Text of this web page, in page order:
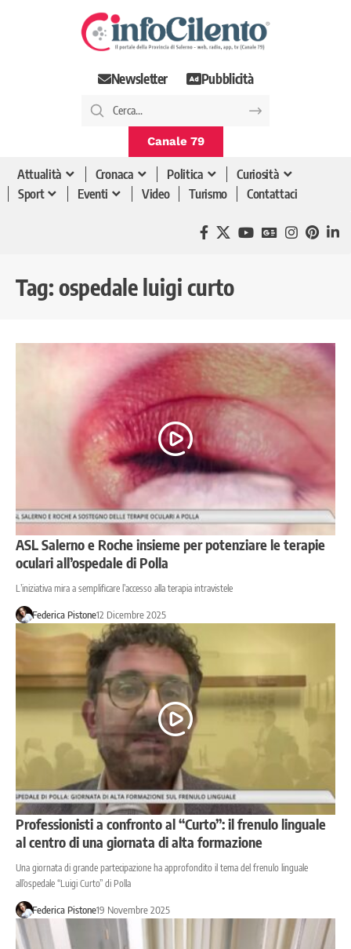
Newsletter Pubblicità
Canale 79
Attualità Cronaca Politica
Curiosità
Sport
Eventi Video Turismo Contattaci
Tag: ospedale luigi curto
ASL Salerno e Roche insieme per potenziare le terapie
oculari all’ospedale di Polla
L’iniziativa mira a semplificare l’accesso alla terapia intravistele
Federica Pistone12 Dicembre 2025
Professionisti a confronto al “Curto”: il frenulo linguale
al centro di una giornata di alta formazione
Una giornata di grande partecipazione ha approfondito il tema del frenulo linguale
all’ospedale “Luigi Curto” di Polla
Federica Pistone19 Novembre 2025